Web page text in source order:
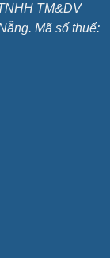
TM&DV
Mã số thuế: